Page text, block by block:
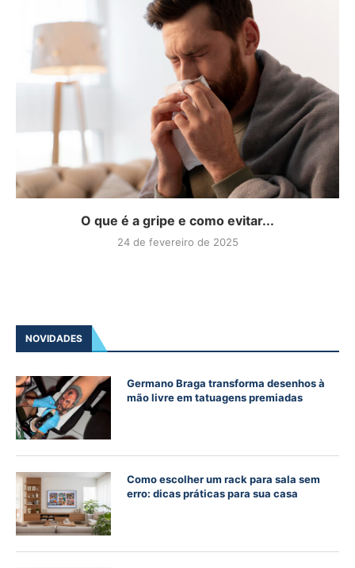
O que é a gripe e como evitar...
24 de fevereiro de 2025
NOVIDADES
Germano Braga transforma desenhos à
mão livre em tatuagens premiadas
Como escolher um rack para sala sem
erro: dicas práticas para sua casa